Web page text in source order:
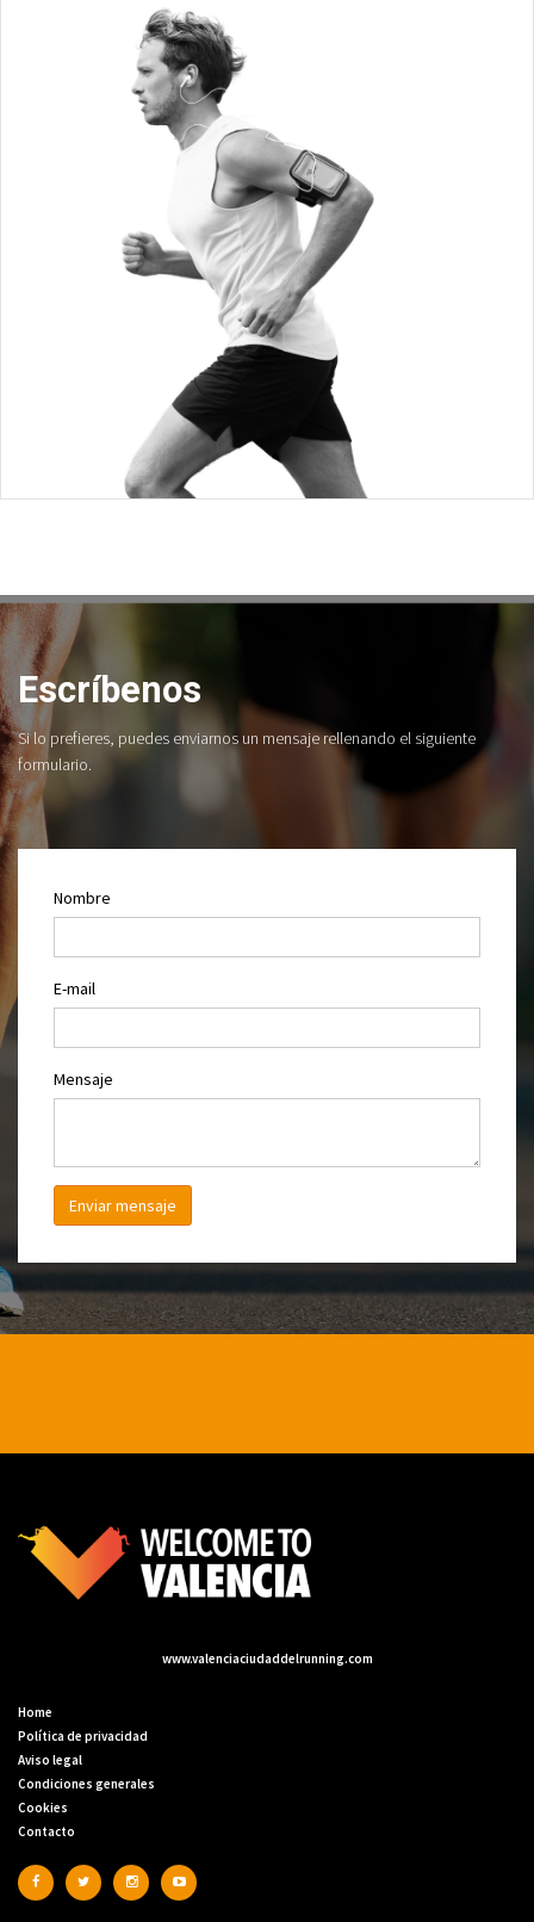
Escríbenos
Si lo prefieres, puedes enviarnos un mensaje rellenando el siguiente
formulario.
Nombre
E-mail
Mensaje
Enviar mensaje
www.valenciaciudaddelrunning.com
Home
Política de privacidad
Aviso legal
Condiciones generales
Cookies
Contacto